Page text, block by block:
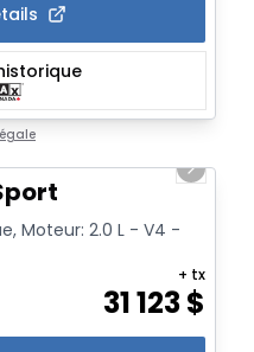
Next
Moteur: 2.0 L - V4 -
31 123$
+ tx